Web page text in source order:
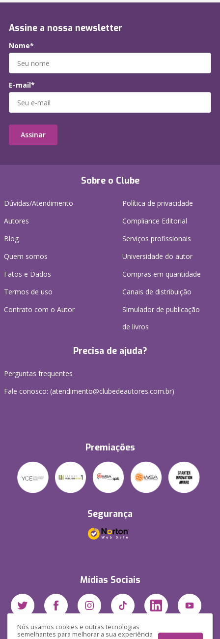
Nós usamos cookies e outras tecnologias
semelhantes para melhorar a sua experiência
Sobre o Clube
Dúvidas/Atendimento
Autores
Blog
Quem somos
Fatos e Dados
Termos de uso
Contrato com o Autor
Política de privacidade
Compliance Editorial
Serviços profissionais
Universidade do autor
Compras em quantidade
Canais de distribuição
Simulador de publicação
de livros
Precisa de ajuda?
Perguntas frequentes
Fale conosco: (atendimento@clubedeautores.com.br)
Premiações
Segurança
Mídias Sociais
Assine a nossa newsletter
Nome*
E-mail*
Assinar